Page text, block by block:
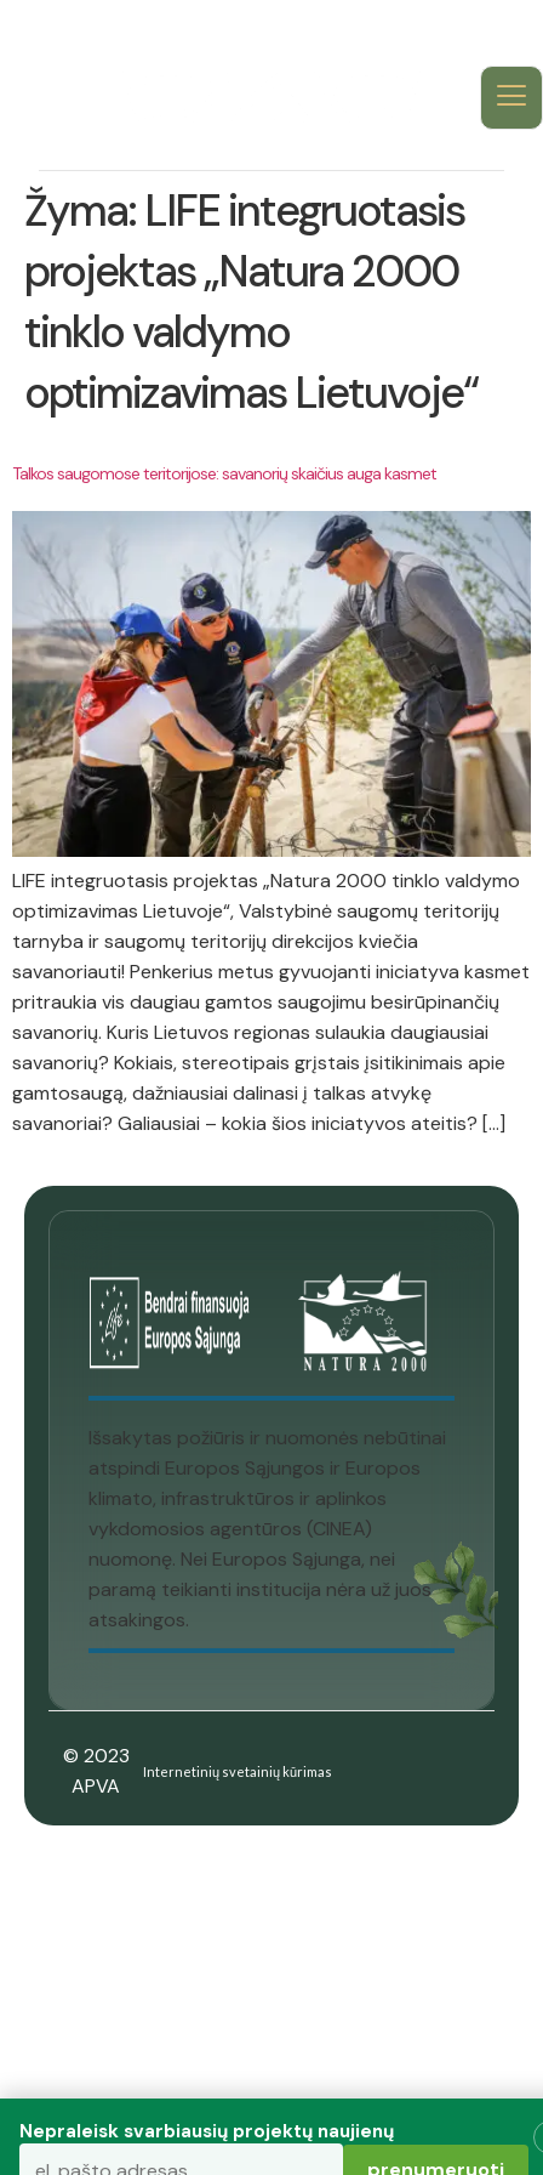
Žyma: LIFE integruotasis
projektas „Natura 2000
tinklo valdymo
optimizavimas Lietuvoje“
Talkos saugomose teritorijose: savanorių skaičius auga kasmet
LIFE integruotasis projektas „Natura 2000 tinklo valdymo
optimizavimas Lietuvoje“, Valstybinė saugomų teritorijų
tarnyba ir saugomų teritorijų direkcijos kviečia
savanoriauti! Penkerius metus gyvuojanti iniciatyva kasmet
pritraukia vis daugiau gamtos saugojimu besirūpinančių
savanorių. Kuris Lietuvos regionas sulaukia daugiausiai
savanorių? Kokiais, stereotipais grįstais įsitikinimais apie
gamtosaugą, dažniausiai dalinasi į talkas atvykę
savanoriai? Galiausiai – kokia šios iniciatyvos ateitis? […]
Išsakytas požiūris ir nuomonės nebūtinai
atspindi Europos Sąjungos ir Europos
klimato, infrastruktūros ir aplinkos
vykdomosios agentūros (CINEA)
nuomonę. Nei Europos Sąjunga, nei
paramą teikianti institucija nėra už juos
atsakingos.
© 2023
APVA
Internetinių svetainių kūrimas
Nepraleisk svarbiausių projektų naujienų
prenumeruoti